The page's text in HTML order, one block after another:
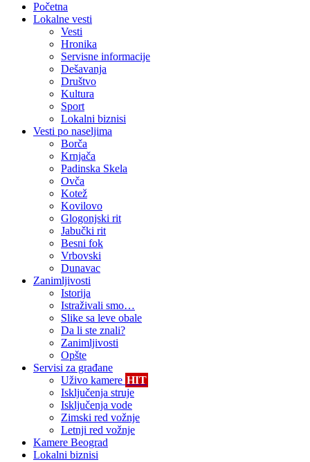
Početna
Lokalne vesti
Vesti
Hronika
Servisne informacije
Dešavanja
Društvo
Kultura
Sport
Lokalni biznisi
Vesti po naseljima
Borča
Krnjača
Padinska Skela
Ovča
Kotež
Kovilovo
Glogonjski rit
Jabučki rit
Besni fok
Vrbovski
Dunavac
Zanimljivosti
Istorija
Istraživali smo…
Slike sa leve obale
Da li ste znali?
Zanimljivosti
Opšte
Servisi za građane
Uživo kamere HIT
Isključenja struje
Isključenja vode
Zimski red vožnje
Letnji red vožnje
Kamere Beograd
Lokalni biznisi